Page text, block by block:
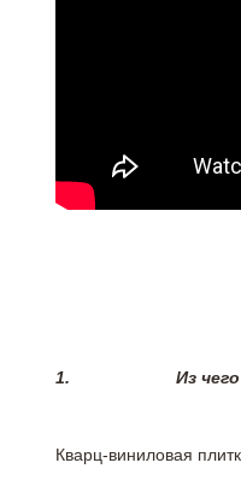
1. Из
Кварц-виниловая